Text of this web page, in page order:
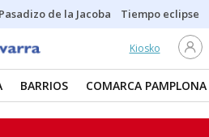
Pasadizo de la Jacoba Tiempo eclipse
Kiosko
BARRIOS COMARCA PAMPLONA